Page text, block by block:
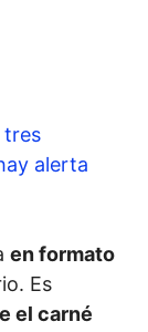
tres
alerta
en formato
Es
el carné